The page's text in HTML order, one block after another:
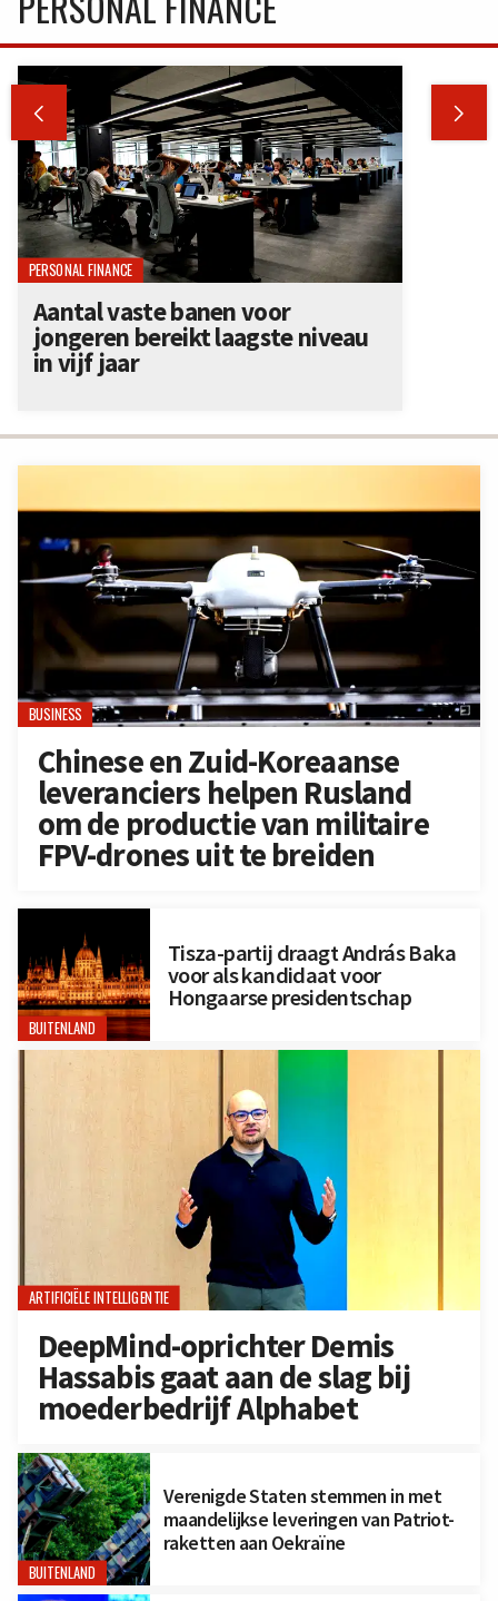
BUSINESS
Chinese en Zuid-Koreaanse
leveranciers helpen Rusland
om de productie van militaire
FPV-drones uit te breiden
BUITENLAND
Tisza-partij draagt András Baka
voor als kandidaat voor
Hongaarse presidentschap
ARTIFICIËLE INTELLIGENTIE
DeepMind-oprichter Demis
Hassabis gaat aan de slag bij
moederbedrijf Alphabet
BUITENLAND
Verenigde Staten stemmen in met
maandelijkse leveringen van Patriot-
raketten aan Oekraïne
 
PERSONAL FINANCE
Aantal vaste banen voor
jongeren bereikt laagste niveau
in vijf jaar